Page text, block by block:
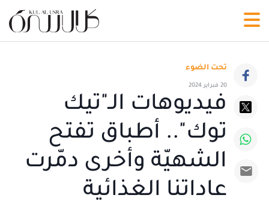
تحت الضوء
20 فبراير 2024
فيديوهات الـ"تيك
توك".. أطباق تفتح
الشهيّة وأخرى دمّرت
عاداتنا الغذائية